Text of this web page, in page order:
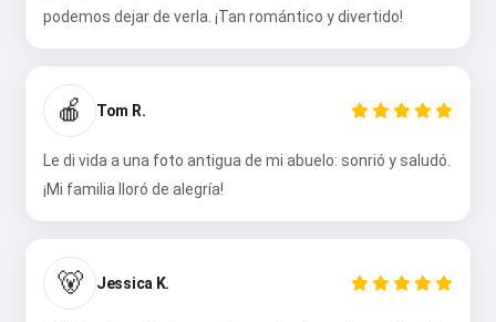
podemos dejar de verla. ¡Tan romántico y divertido!
🍎 Tom R.
Le di vida a una foto antigua de mi abuelo: sonrió y saludó.
¡Mi familia lloró de alegría!
🐻 Jessica K.